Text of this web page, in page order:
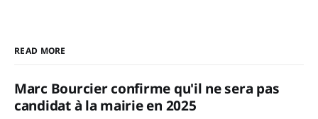
READ MORE
Marc Bourcier confirme qu'il ne sera pas
candidat à la mairie en 2025